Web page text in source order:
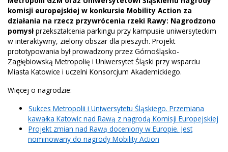
komisji europejskiej w konkursie Mobility Action za
działania na rzecz przywrócenia rzeki Rawy: Nagrodzono
pomysłprzekształcenia parkingu przy kampusie uniwersyteckim
w interaktywny, zielony obszar dla pieszych. Projekt
prototypowania był prowadzony przez Górnośląsko-
Zagłębiowską Metropolię i Uniwersytet Śląski przy wsparciu
Miasta Katowice i uczelni Konsorcjum Akademickiego.
Więcej o nagrodzie:
Sukces Metropolii i Uniwersytetu Śląskiego. Przemiana
kawałka Katowic nad Rawą z nagrodą Komisji Europejskiej
Projekt zmian nad Rawą doceniony w Europie. Jest
nominowany do nagrody Mobility Action